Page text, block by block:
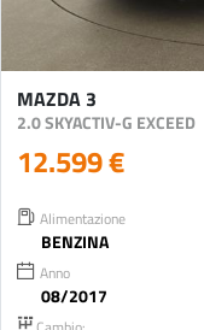
MAZDA 3
2.0 SKYACTIV-G EXCEED
12.599 €
Alimentazione
BENZINA
Anno
08/2017